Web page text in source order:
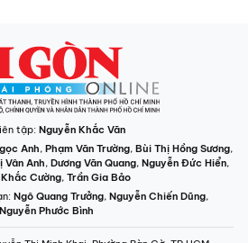
tập: Nguyễn Khắc Văn
Anh, Phạm Văn Trường, Bùi Thị Hồng Sương,
Vân Anh, Dương Văn Quang, Nguyễn Đức Hiển,
Cường, Trần Gia Bảo
Ngô Quang Trưởng, Nguyễn Chiến Dũng,
Nguyễn Phước Bình